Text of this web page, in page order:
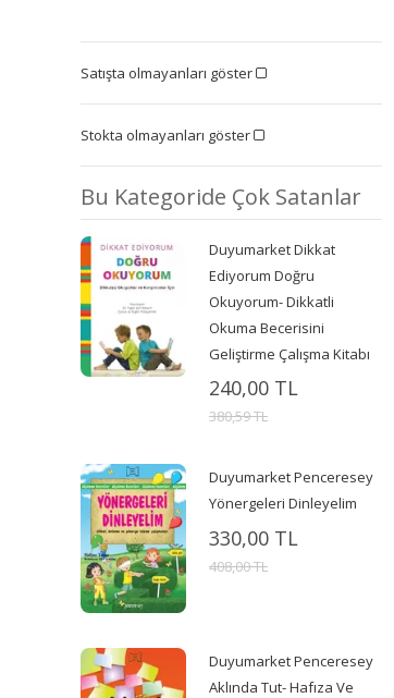
Satışta olmayanları göster
Stokta olmayanları göster
Bu Kategoride Çok Satanlar
Duyumarket Dikkat
Ediyorum Doğru
Okuyorum- Dikkatli
Okuma Becerisini
Geliştirme Çalışma Kitabı
240,00 TL
380,59 TL
Duyumarket Penceresey
Yönergeleri Dinleyelim
330,00 TL
408,00 TL
Duyumarket Penceresey
Aklında Tut- Hafıza Ve